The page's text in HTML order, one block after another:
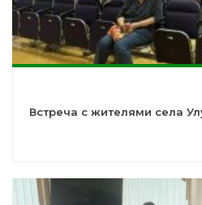
Встреча с жителями села